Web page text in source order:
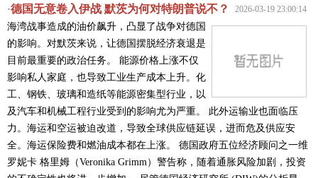
2026-03-19 23:00:14
·德国无意卷入伊战 默茨为何对特朗普说不？
海湾战事造成的油价飙升，凸显了战争对德国
的影响。对默茨来说，让德国摆脱经济衰退是
目前最重要的政治任务。 能源价格上涨不仅
影响私人家庭，也导致工业生产成本上升。化
工、钢铁、玻璃和造纸等能源密集型行业，以
及汽车和机械工程行业受到的影响尤为严重。 此外运输业也面临压
力。海运和空运被迫改道，导致全球供应链延误，进而危及供应安
全。海运保险费和燃油成本都在上涨。 德国政府五位经济顾问之一维
罗妮卡 格里姆（Veronika Grimm）警告称，随着通胀风险加剧，投资